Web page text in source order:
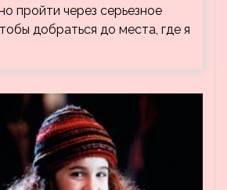
пройти через серьезное
добраться до места, где я